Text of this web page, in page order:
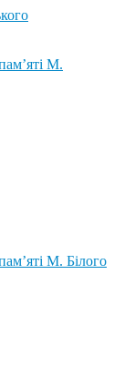
М.
М. Білого